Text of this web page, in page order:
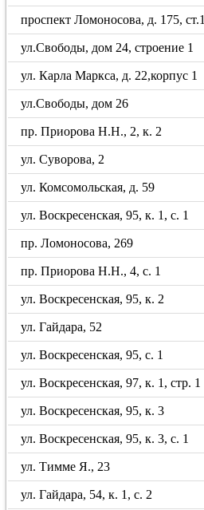
проспект Ломоносова, д. 175, ст.1
ул.Свободы, дом 24, строение 1
ул. Карла Маркса, д. 22,корпус 1
ул.Свободы, дом 26
пр. Приорова Н.Н., 2, к. 2
ул. Суворова, 2
ул. Комсомольская, д. 59
ул. Воскресенская, 95, к. 1, с. 1
пр. Ломоносова, 269
пр. Приорова Н.Н., 4, с. 1
ул. Воскресенская, 95, к. 2
ул. Гайдара, 52
ул. Воскресенская, 95, с. 1
ул. Воскресенская, 97, к. 1, стр. 1
ул. Воскресенская, 95, к. 3
ул. Воскресенская, 95, к. 3, с. 1
ул. Тимме Я., 23
ул. Гайдара, 54, к. 1, с. 2